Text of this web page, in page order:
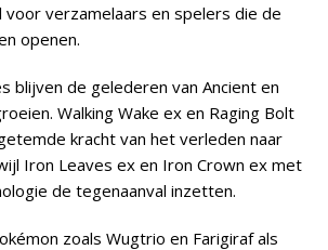
voor verzamelaars en spelers die de
openen.
blijven de gelederen van Ancient en
Walking Wake ex en Raging Bolt
kracht van het verleden naar
Iron Leaves ex en Iron Crown ex met
de tegenaanval inzetten.
zoals Wugtrio en Farigiraf als